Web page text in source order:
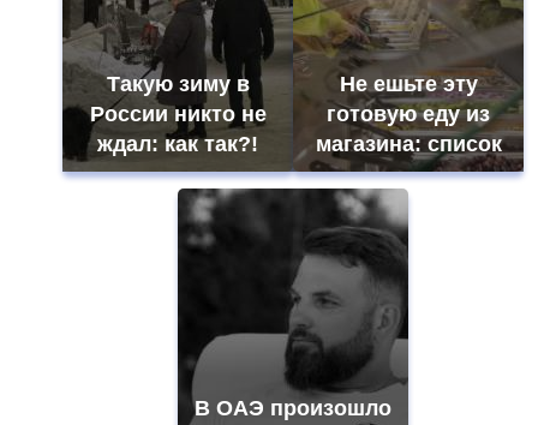
Такую зиму в
России никто не
ждал: как так?!
Не ешьте эту
готовую еду из
магазина: список
В ОАЭ произошло